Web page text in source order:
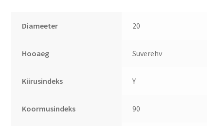
Diameeter 20
Hooaeg Suverehv
Kiirusindeks Y
Koormusindeks 90